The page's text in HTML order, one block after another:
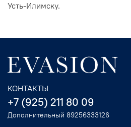
Усть-Илимску.
КОНТАКТЫ
+7 (925) 211 80 09
Дополнительный 89256333126